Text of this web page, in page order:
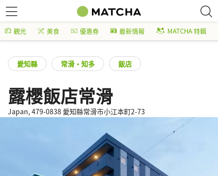
觀光 美食 優惠券 最新情報 MATCHA 特輯
愛知縣 常滑・知多 飯店
露櫻飯店常滑
Japan, 479-0838 愛知縣常滑市小江本町2-73